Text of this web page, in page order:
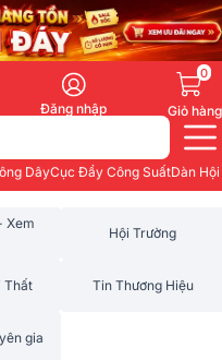
Đăng nhập
0
Giỏ hàng
DâyCục Đẩy Công SuấtDàn
Xem
Hội Trường
Thất Tin Thương Hiệu
gia